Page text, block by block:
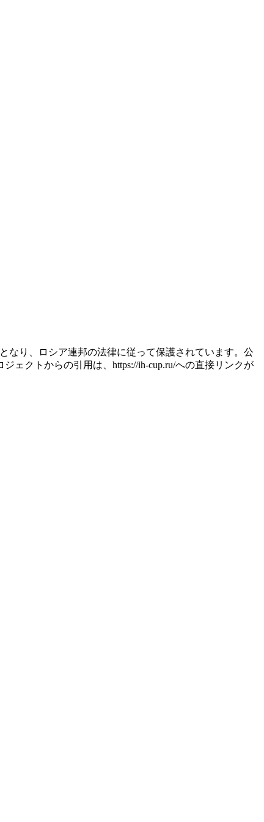
なり、ロシア連邦の法律に従って保護されています。公
ェクトからの引用は、https://ih-cup.ru/への直接リンクが